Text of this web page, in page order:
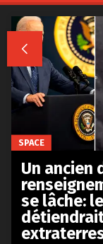

SPACE
Un ancien
se lâche: